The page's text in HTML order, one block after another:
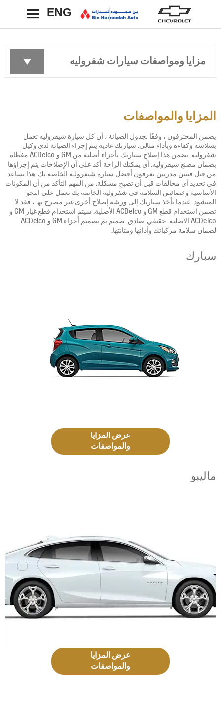
ENG رجوع
مزايا ومواصفات سيارات شفروليه
المزايا والمواصفات
يضمن المحترفون ، وفقًا لجدول الصيانة ، أن كل سيارة شيفروليه تعمل
بسلاسة وكفاءة وبأداء مثالي. سيارتك عادية يتم إجراء الصيانة لدى وكيل
شفروليه. يضمن هذا إصلاح سيارتك بأجزاء أصلية من GM و ACDelco مغطاة
بضمان مصنع شيفروليه. أي يمكنك الراحة أكد على أن الإصلاحات يتم إجراؤها
من قبل فنيين مدربين يعرفون أفضل سيارة شيفروليه الخاصة بك. هذا يساعد
في تحديد أي مخالفات قبل أن تصبح مشكلة. من المهم التأكد من أن المكونات
الأساسية وخصائص السلامة في شفروليه الخاصة بك تعمل على النحو
المنشود. عندما تأخذ سيارتك إلى ورشة إصلاح أخرى غير مصرح بها ، فقد لا
تضمن استخدام قطع GM و ACDelco الأصلية. سيتم استخدام قطع غيار GM و
ACDelco الأصلية. حقيقي. صادق. صميم تم تصميم أجزاء GM و ACDelco
لضمان سلامة مركباتك وأدائها ومتانتها.
سبارك
عرض المزايا
والمواصفات
ماليبو
عرض المزايا
والمواصفات